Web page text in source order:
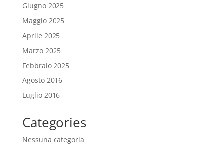
Giugno 2025
Maggio 2025
Aprile 2025
Marzo 2025
Febbraio 2025
Agosto 2016
Luglio 2016
Categories
Nessuna categoria